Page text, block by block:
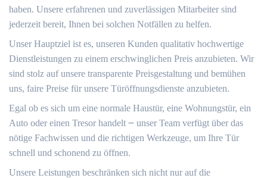
haben.​ Unsere erfahrenen und zuverlässigen Mitarbeiter sind
jederzeit bereit, Ihnen bei solchen Notfällen zu helfen.​
Unser Hauptziel ist es, unseren Kunden qualitativ hochwertige
Dienstleistungen zu einem erschwinglichen Preis anzubieten.​ Wir
sind stolz auf unsere transparente Preisgestaltung und bemühen
uns, faire Preise für unsere Türöffnungsdienste anzubieten.​
Egal ob es sich um eine normale Haustür, eine Wohnungstür, ein
Auto oder einen Tresor handelt ౼ unser Team verfügt über das
nötige Fachwissen und die richtigen Werkzeuge, um Ihre Tür
schnell und schonend zu öffnen.​
Unsere Leistungen beschränken sich nicht nur auf die